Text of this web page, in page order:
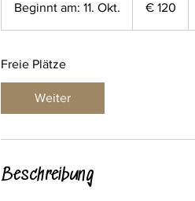
Beginnt am: 11. Okt.
e
a
€ 120
Freie Plätze
Weiter
Beschreibung